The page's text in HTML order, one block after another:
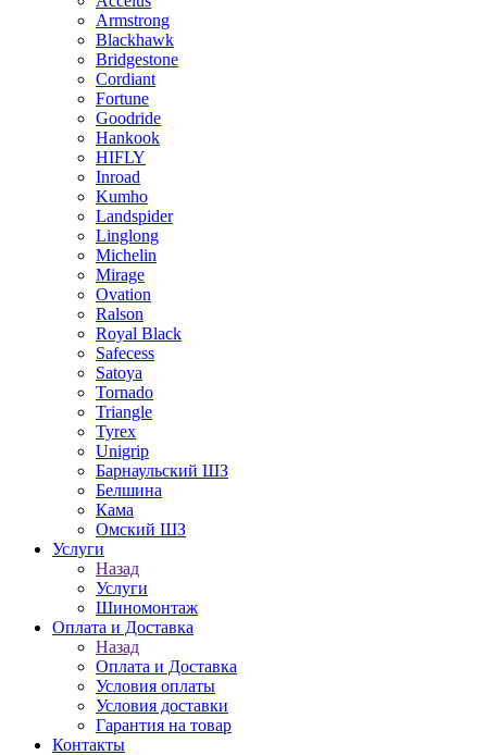
Armstrong
Blackhawk
Bridgestone
Cordiant
Fortune
Goodride
Hankook
HIFLY
Inroad
Kumho
Landspider
Linglong
Michelin
Mirage
Ovation
Ralson
Royal Black
Safecess
Satoya
Tornado
Triangle
Tyrex
Unigrip
Барнаульский ШЗ
Белшина
Кама
Омский ШЗ
Услуги
Назад
Услуги
Шиномонтаж
Оплата и Доставка
Назад
Оплата и Доставка
Условия оплаты
Условия доставки
Гарантия на товар
Контакты